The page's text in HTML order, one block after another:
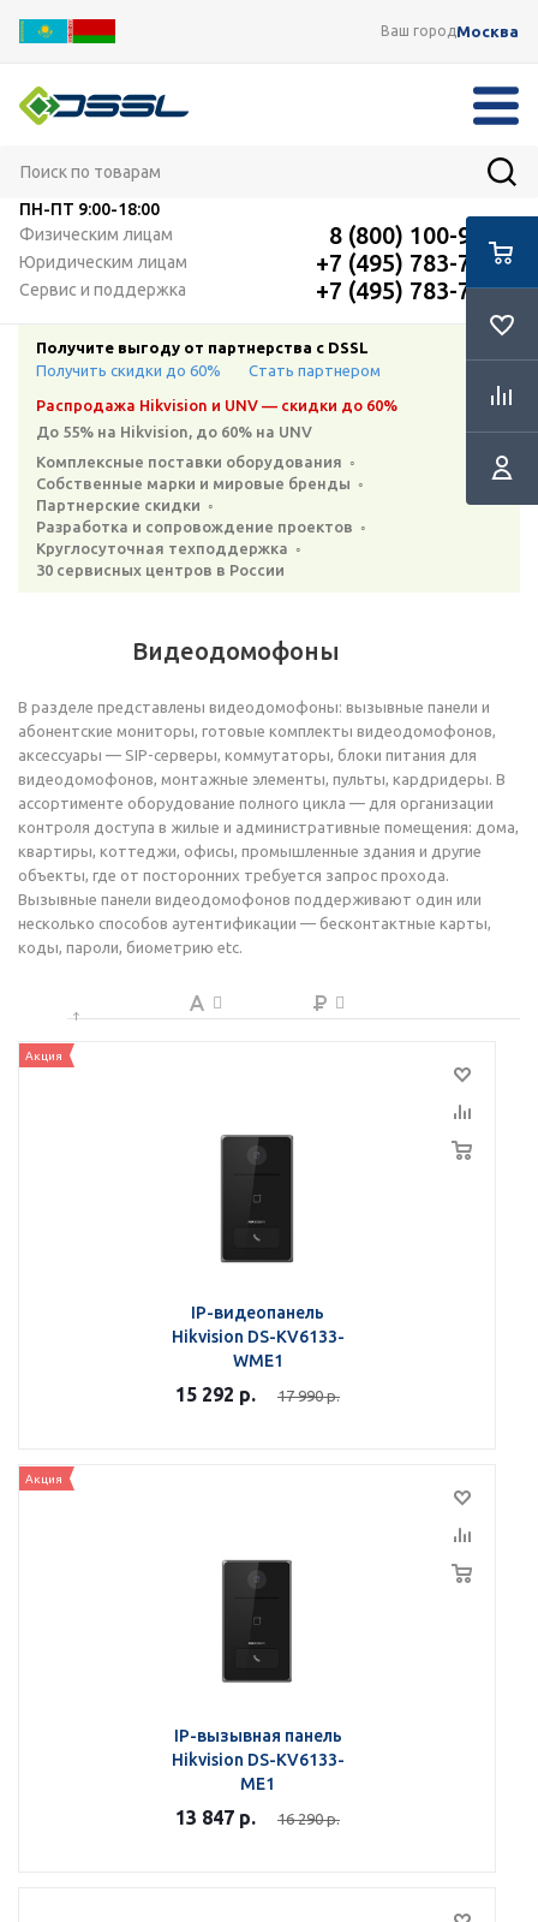
Ваш городМосква
ПН-ПТ 9:00-18:00
Физическим лицам
8 (800) 100-91-12
Юридическим лицам +7 (495) 783-72-87
Сервис и поддержка +7 (495) 783-72-87
Получите выгоду от партнерства с DSSL
Получить скидки до 60%
Стать партнером
Распродажа Hikvision и UNV — скидки до 60%
До 55% на Hikvision, до 60% на UNV
Комплексные поставки оборудования ◦
Собственные марки и мировые бренды ◦
Партнерские скидки ◦
Разработка и сопровождение проектов ◦
Круглосуточная техподдержка ◦
30 сервисных центров в России
Видеодомофоны
В разделе представлены видеодомофоны: вызывные панели и
абонентские мониторы, готовые комплекты видеодомофонов,
аксессуары — SIP-серверы, коммутаторы, блоки питания для
видеодомофонов, монтажные элементы, пульты, кардридеры. В
ассортименте оборудование полного цикла — для организации
контроля доступа в жилые и административные помещения: дома,
квартиры, коттеджи, офисы, промышленные здания и другие
объекты, где от посторонних требуется запрос прохода.
Вызывные панели видеодомофонов поддерживают один или
несколько способов аутентификации — бесконтактные карты,
коды, пароли, биометрию etc.
Акция
IP-видеопанель
Hikvision DS-KV6133-
WME1
15 292 р. 17 990р.
Акция
IP-вызывная панель
Hikvision DS-KV6133-
ME1
13 847 р. 16 290р.